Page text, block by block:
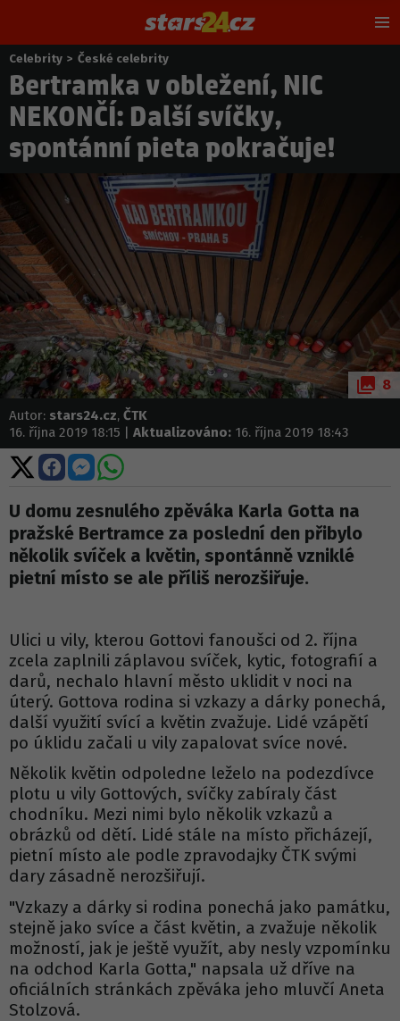
Nacházíte
se
zde:
Celebrity > České celebrity
Bertramka v obležení, NIC
NEKONČÍ: Další svíčky,
spontánní pieta pokračuje!
8
Autor: stars24.cz, ČTK
16. října 2019 18:15 | Aktualizováno: 16. října 2019 18:43
Sdílet
na
X
Sdílet
na
Facebooku
Sdílet
na
Messengeru
Sdílet
WhatsApp
U domu zesnulého zpěváka Karla Gotta na
pražské Bertramce za poslední den přibylo
několik svíček a květin, spontánně vzniklé
pietní místo se ale příliš nerozšiřuje.
Ulici u vily, kterou Gottovi fanoušci od 2. října
zcela zaplnili záplavou svíček, kytic, fotografií a
darů, nechalo hlavní město uklidit v noci na
úterý. Gottova rodina si vzkazy a dárky ponechá,
další využití svící a květin zvažuje. Lidé vzápětí
po úklidu začali u vily zapalovat svíce nové.
Několik květin odpoledne leželo na podezdívce
plotu u vily Gottových, svíčky zabíraly část
chodníku. Mezi nimi bylo několik vzkazů a
obrázků od dětí. Lidé stále na místo přicházejí,
pietní místo ale podle zpravodajky ČTK svými
dary zásadně nerozšiřují.
"Vzkazy a dárky si rodina ponechá jako památku,
stejně jako svíce a část květin, a zvažuje několik
možností, jak je ještě využít, aby nesly vzpomínku
na odchod Karla Gotta," napsala už dříve na
oficiálních stránkách zpěváka jeho mluvčí Aneta
Stolzová.